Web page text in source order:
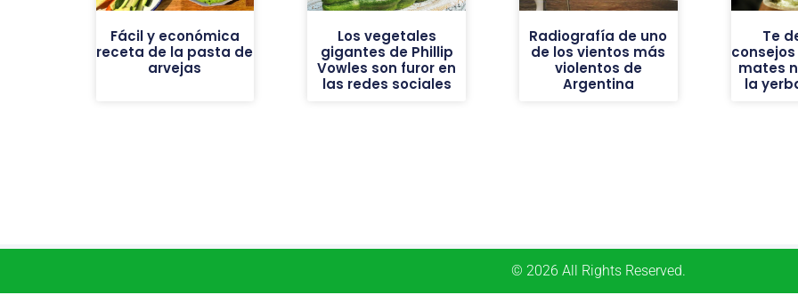
Fácil y económica
receta de la pasta de
arvejas
Los vegetales
gigantes de Phillip
Vowles son furor en
las redes sociales
Radiografía de uno
de los vientos más
violentos de
Argentina
Te
mates
la
© 2026 All Rights Reserved.